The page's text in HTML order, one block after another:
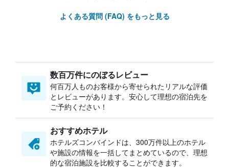
よくある質問 (FAQ) をもっと見る
数百万件にのぼるレビュー
何百万人ものお客様から寄せられたリアルな評価
とレビューがあります。安心して理想の宿泊先を
ご予約ください！
おすすめホテル
ホテルズコンバインドは、300万件以上のホテル
や施設の情報を一括してまとめているので、理想
的な宿泊施設を比較することができます。